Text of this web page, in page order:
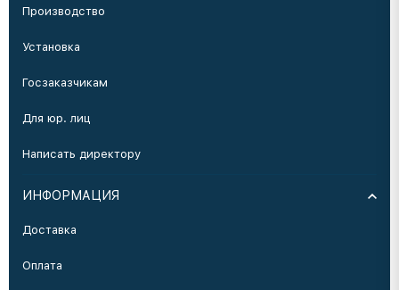
Производство
Установка
Госзаказчикам
Для юр. лиц
Написать директору
ИНФОРМАЦИЯ
Доставка
Оплата